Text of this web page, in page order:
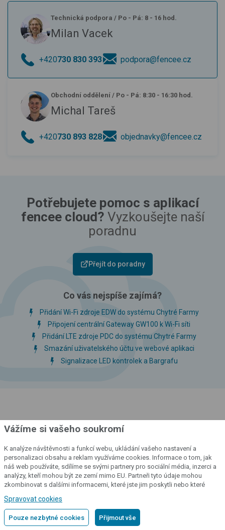
Technická podpora / Po - Pá: 8 - 16 hod.
Milan Vacek
+420730 830 393 podpora@fencee.cz
Obchodní oddělení / Po - Pá: 8:30 - 16:30 hod.
Michal Tareš
+420730 893 828 objednavky@fencee.cz
Potřebujete pomoc s aplikací
fencee cloud? Vyzkoušejte naší
poradnu
Přejít do poradny
Co vás nejspíše zajímá?
Přidání Wi-Fi zdroje EDW do systému Chytré Farmy
Připojení centrální Gateway GW100 k Wi-Fi síti
Přidání LTE zdroje PDC do systému Chytré Farmy
Smazání uživatelského účtu ve webové aplikaci
Signalizace LED kontrolek a Bargrafu
Zákaznický servis
Kontakty
Poradna
Obchodní podmínky
Doprava a platba
Servisní a reklamační formulář
Vážíme si vašeho soukromí
K analýze návštěvnosti a funkcí webu, ukládání vašeho nastavení a
personalizaci obsahu a reklam využíváme cookies. Informace o tom, jak
náš web používáte, sdílíme se svými partnery pro sociální média, inzerci a
analýzy, kteří mohou být ze zemí mimo EU. Partneři tyto údaje mohou
zkombinovat s dalšími informacemi, které jste jim poskytli nebo které
Spravovat cookies
Pouze nezbytné cookies Přijmout vše